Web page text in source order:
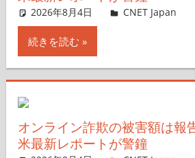
2026年8月4日 CNET Japan
続きを読む
オンライン詐欺の被害額は報
米最新レポートが警鐘